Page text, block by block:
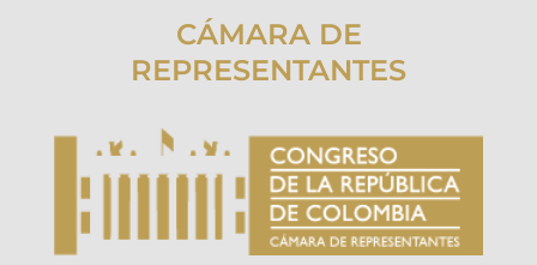
CÁMARA DE
REPRESENTANTES